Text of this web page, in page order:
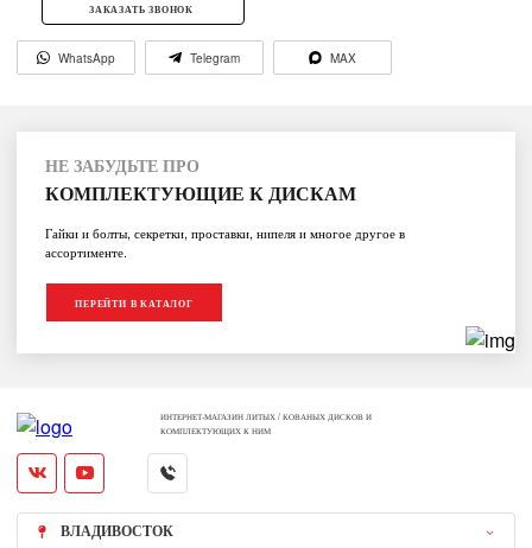
ЗАКАЗАТЬ ЗВОНОК
WhatsApp Telegram MAX
НЕ ЗАБУДЬТЕ ПРО
КОМПЛЕКТУЮЩИЕ К ДИСКАМ
Гайки и болты, секретки, проставки, нипеля и многое другое в
ассортименте.
ПЕРЕЙТИ В КАТАЛОГ
ИНТЕРНЕТ-МАГАЗИН ЛИТЫХ / КОВАНЫХ ДИСКОВ И
КОМПЛЕКТУЮЩИХ К НИМ
ВЛАДИВОСТОК